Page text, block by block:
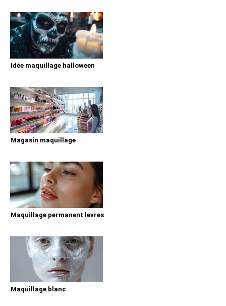
Idée maquillage halloween
Magasin maquillage
Maquillage permanent levres
Maquillage blanc